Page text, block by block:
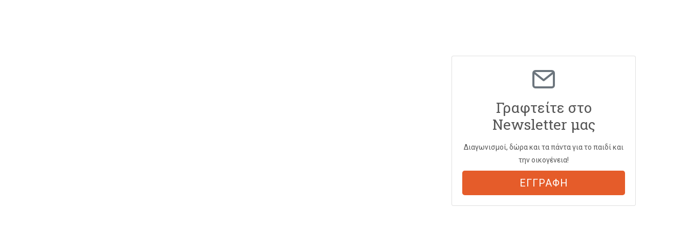
Γραφτείτε στο
Newsletter μας
Διαγωνισμοί, δώρα και τα πάντα για το παιδί και
την οικογένεια!
ΕΓΓΡΑΦΗ